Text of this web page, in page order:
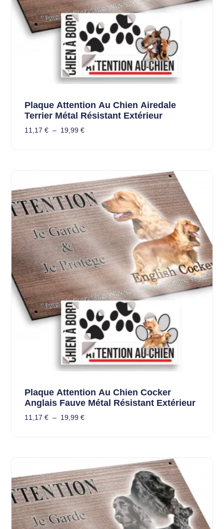
Plaque Attention Au Chien Airedale
Terrier Métal Résistant Extérieur
11,17 € – 19,99 €
Plaque Attention Au Chien Cocker
Anglais Fauve Métal Résistant Extérieur
11,17 € – 19,99 €